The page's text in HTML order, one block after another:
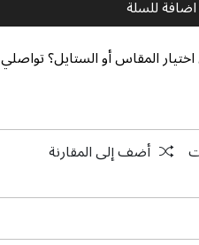
اضافة للسلة
المقاس أو الستايل؟ تواصلي
أضف إلى المقارنة